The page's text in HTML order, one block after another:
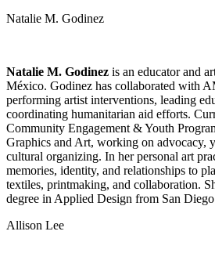
Natalie M. Godinez
Natalie M. Godinez is an educator and
México. Godinez has collaborated with
performing artist interventions, leading
coordinating humanitarian aid efforts.
Community Engagement & Youth
Graphics and Art, working on advocacy,
cultural organizing. In her personal art
memories, identity, and relationships to
textiles, printmaking, and collaboration.
degree in Applied Design from San
Allison Lee